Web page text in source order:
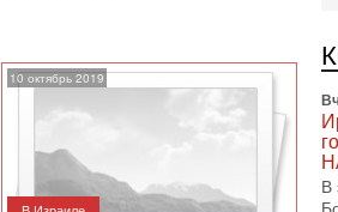
10 октябрь 2019
В